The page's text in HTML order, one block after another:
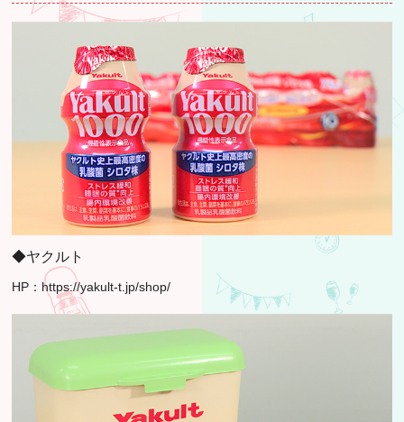
◆ヤクルト
HP： https://yakult-t.jp/shop/